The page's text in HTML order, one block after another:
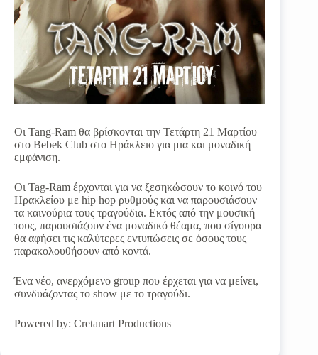
Οι Tang-Ram θα βρίσκονται την Τετάρτη 21 Μαρτίου
στο Bebek Club στο Ηράκλειο για μια και μοναδική
εμφάνιση.
Οι Tag-Ram έρχονται για να ξεσηκώσουν το κοινό του
Ηρακλείου με hip hop ρυθμούς και να παρουσιάσουν
τα καινούρια τους τραγούδια. Εκτός από την μουσική
τους, παρουσιάζουν ένα μοναδικό θέαμα, που σίγουρα
θα αφήσει τις καλύτερες εντυπώσεις σε όσους τους
παρακολουθήσουν από κοντά.
Ένα νέο, ανερχόμενο group που έρχεται για να μείνει,
συνδυάζοντας το show με το τραγούδι.
Powered by: Cretanart Productions